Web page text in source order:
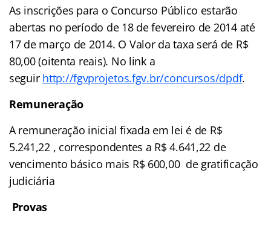
As inscrições para o Concurso Público estarão
abertas no período de 18 de fevereiro de 2014 até
17 de março de 2014. O Valor da taxa será de R$
80,00 (oitenta reais). No link a
seguir http://fgvprojetos.fgv.br/concursos/dpdf.
Remuneração
A remuneração inicial fixada em lei é de R$
5.241,22 , correspondentes a R$ 4.641,22 de
vencimento básico mais R$ 600,00 de gratificação
judiciária
Provas